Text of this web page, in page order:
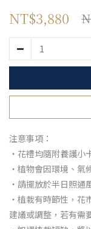
NT$3,880
注意事項：
・花禮均隨附養護
・植物會因環境、
・請擺放於半日照通
・植栽有時節性，
建議或調整，若有需